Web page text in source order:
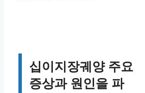
십이지장궤양 주요
증상과 원인을 파